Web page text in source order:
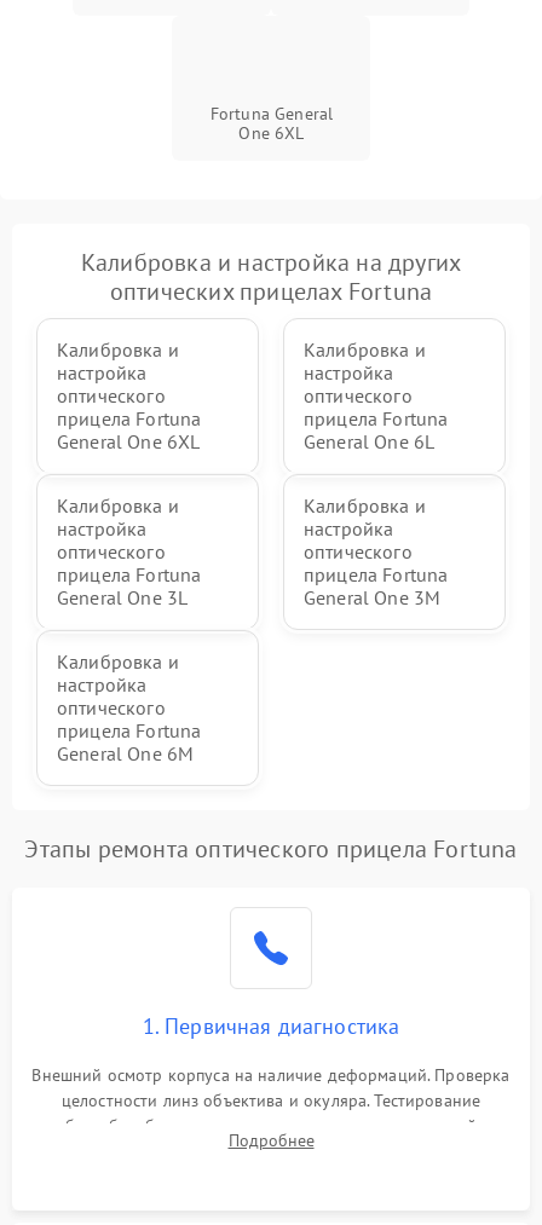
Fortuna General
One 6XL
Калибровка и настройка на других
оптических прицелах Fortuna
Калибровка и
настройка
оптического
прицела Fortuna
General One 6XL
Калибровка и
настройка
оптического
прицела Fortuna
General One 6L
Калибровка и
настройка
оптического
прицела Fortuna
General One 3L
Калибровка и
настройка
оптического
прицела Fortuna
General One 3M
Калибровка и
настройка
оптического
прицела Fortuna
General One 6M
Этапы ремонта оптического прицела Fortuna
1. Первичная диагностика
Внешний осмотр корпуса на наличие деформаций. Проверка
целостности линз объектива и окуляра. Тестирование
работы барабанчиков ввода поправок, кольца отстройки
параллакса и зума. Выявление сколов, внутренних
Подробнее